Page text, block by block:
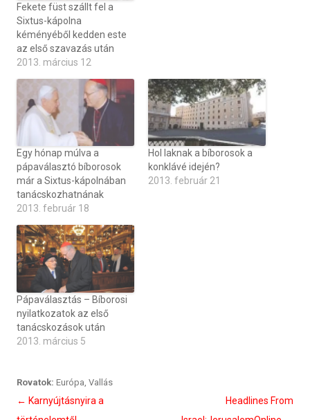
Fekete füst szállt fel a
Sixtus-kápolna
kéményéből kedden este
az első szavazás után
2013. március 12
Egy hónap múlva a
pápaválasztó bíborosok
már a Sixtus-kápolnában
tanácskozhatnának
2013. február 18
Hol laknak a bíborosok a
konklávé idején?
2013. február 21
Pápaválasztás – Bíborosi
nyilatkozatok az első
tanácskozások után
2013. március 5
Rovatok: Európa Vallás
Bejegyzés
← Karnyújtásnyira a
Headlines From